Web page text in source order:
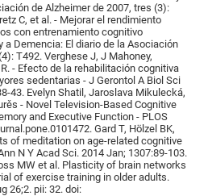
de Alzheimer de 2007, tres (3):
C, et al. - Mejorar el rendimiento
con entrenamiento cognitivo
a Demencia: El diario de la Asociación
T492. Verghese J, J Mahoney,
- Efecto de la rehabilitación cognitiva
sedentarias - J Gerontol A Biol Sci
43. Evelyn Shatil, Jaroslava Mikulecká,
- Novel Television-Based Cognitive
and Executive Function - PLOS
Gard T, Hölzel BK,
of meditation on age-related cognitive
N Y Acad Sci. 2014 Jan; 1307:89-103.
MW et al. Plasticity of brain networks
of exercise training in older adults.
26;2. pii: 32. doi: